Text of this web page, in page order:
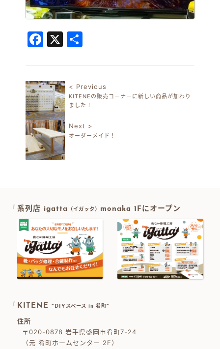
Facebook
X
投稿ナビゲーション
< Previous
KITENEの販売コーナーに新しい商品が加わり
ました！
Next >
オーダーメイド！
系列店 igatta （イガッタ） monaka 1Fにオープン
KITENE ~DIYスペース in 肴町~
住所
〒020-0878 岩手県盛岡市肴町7-24
（元 肴町ホームセンター 2F）